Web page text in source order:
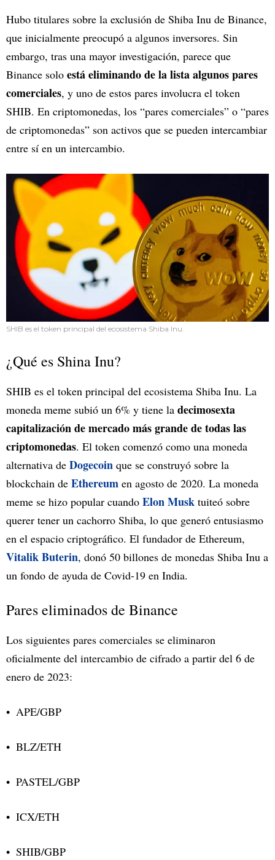
Hubo titulares sobre la exclusión de Shiba Inu de Binance,
que inicialmente preocupó a algunos inversores. Sin
embargo, tras una mayor investigación, parece que
Binance solo está eliminando de la lista algunos pares
comerciales, y uno de estos pares involucra el token
SHIB. En criptomonedas, los “pares comerciales” o “pares
de criptomonedas” son activos que se pueden intercambiar
entre sí en un intercambio.
SHIB es el token principal del ecosistema Shiba Inu.
¿Qué es Shina Inu?
SHIB es el token principal del ecosistema Shiba Inu. La
moneda meme subió un 6% y tiene la decimosexta
capitalización de mercado más grande de todas las
criptomonedas. El token comenzó como una moneda
alternativa de Dogecoin que se construyó sobre la
blockchain de Ethereum en agosto de 2020. La moneda
meme se hizo popular cuando Elon Musk tuiteó sobre
querer tener un cachorro Shiba, lo que generó entusiasmo
en el espacio criptográfico. El fundador de Ethereum,
Vitalik Buterin, donó 50 billones de monedas Shiba Inu a
un fondo de ayuda de Covid-19 en India.
Pares eliminados de Binance
Los siguientes pares comerciales se eliminaron
oficialmente del intercambio de cifrado a partir del 6 de
enero de 2023:
APE/GBP
BLZ/ETH
PASTEL/GBP
ICX/ETH
SHIB/GBP